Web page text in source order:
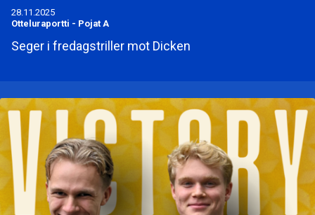
28.11.2025
Otteluraportti - Pojat A
Seger i fredagstriller mot Dicken